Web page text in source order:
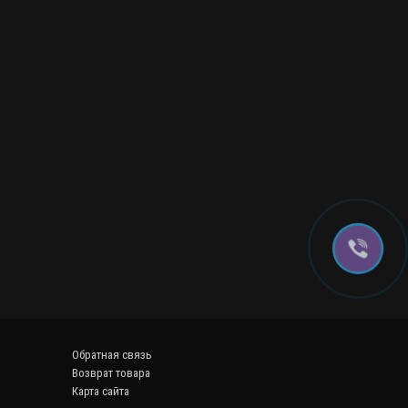
Обратная связь
Возврат товара
Карта сайта